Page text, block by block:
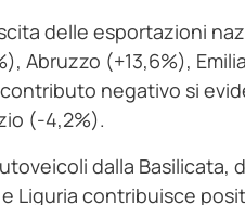
delle esportazioni
Abruzzo (+13,6%),
negativo si
(-4,2%).
dalla Basilicata,
Liguria contribuisce